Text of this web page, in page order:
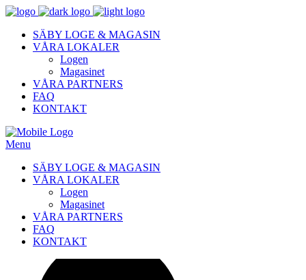
SÄBY LOGE & MAGASIN
VÅRA LOKALER
Logen
Magasinet
VÅRA PARTNERS
FAQ
KONTAKT
Menu
SÄBY LOGE & MAGASIN
VÅRA LOKALER
Logen
Magasinet
VÅRA PARTNERS
FAQ
KONTAKT